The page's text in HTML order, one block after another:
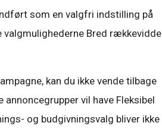
som en valgfri indstilling på
valgmulighederne Bred rækkevidde
kan du ikke vende tilbage
vil have Fleksibel
og budgivningsvalg bliver ikke